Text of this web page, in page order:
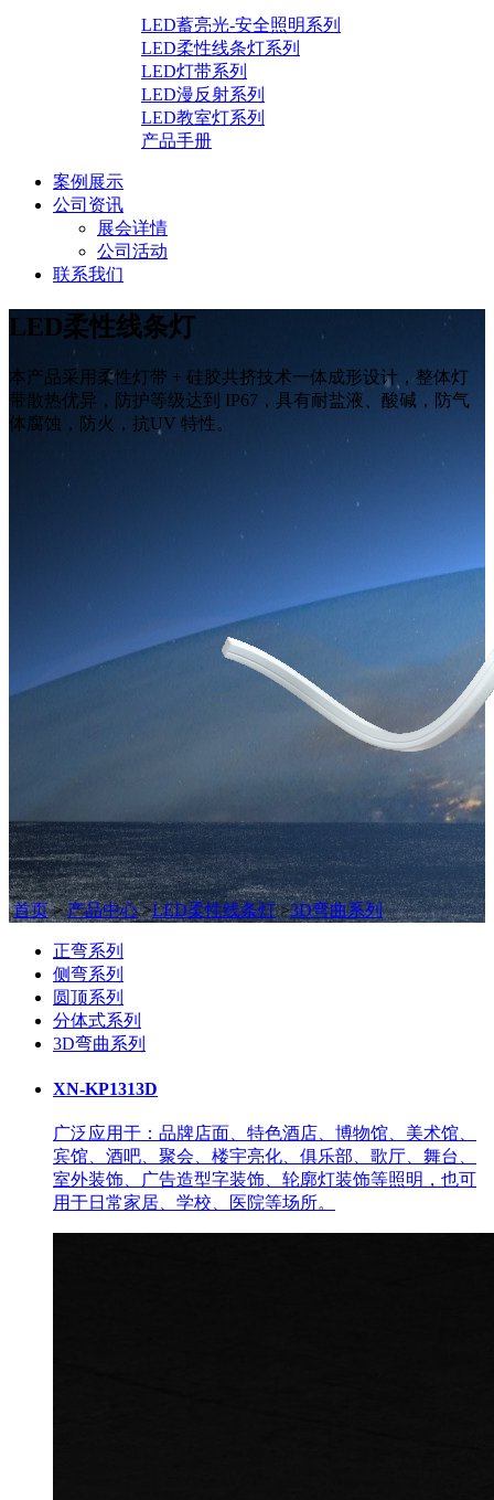
LED蓄亮光-安全照明系列
LED柔性线条灯系列
LED灯带系列
LED漫反射系列
LED教室灯系列
产品手册
案例展示
公司资讯
展会详情
公司活动
联系我们
LED柔性线条灯
本产品采用柔性灯带 + 硅胶共挤技术一体成形设计，整体灯
带散热优异，防护等级达到 IP67，具有耐盐液、酸碱，防气
体腐蚀，防火，抗UV 特性。
首页>产品中心>LED柔性线条灯>3D弯曲系列
正弯系列
侧弯系列
圆顶系列
分体式系列
3D弯曲系列
XN-KP1313D
广泛应用于：品牌店面、特色酒店、博物馆、美术馆、
宾馆、酒吧、聚会、楼宇亮化、俱乐部、歌厅、舞台、
室外装饰、广告造型字装饰、轮廓灯装饰等照明，也可
用于日常家居、学校、医院等场所。